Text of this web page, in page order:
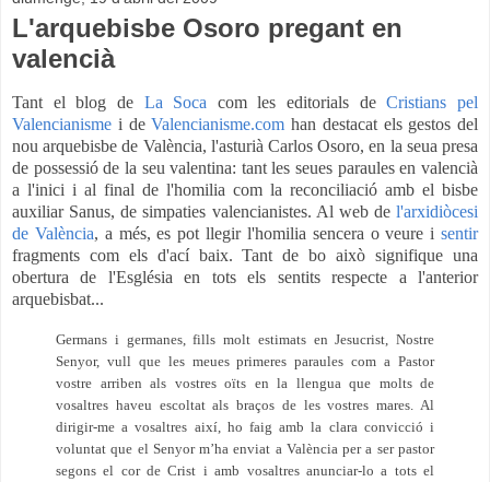
L'arquebisbe Osoro pregant en
valencià
Tant el blog de La Soca com les editorials deCristians pel
Valencianisme i deValencianisme.com han destacat els gestos del
nou arquebisbe de València, l'asturià Carlos Osoro, en la seua presa
de possessió de la seu valentina: tant les seues paraules en valencià
a l'inici i al final de l'homilia com la reconciliació amb el bisbe
auxiliar Sanus, de simpaties valencianistes. Al web de l'arxidiòcesi
de València, a més, es pot llegir l'homilia sencera o veure isentir
fragments com els d'ací baix. Tant de bo això signifique una
obertura de l'Església en tots els sentits respecte a l'anterior
arquebisbat...
Germans i germanes, fills molt estimats en Jesucrist, Nostre
Senyor, vull que les meues primeres paraules com a Pastor
vostre arriben als vostres oïts en la llengua que molts de
vosaltres haveu escoltat als braços de les vostres mares. Al
dirigir-me a vosaltres així, ho faig amb la clara convicció i
voluntat que el Senyor m’ha enviat a València per a ser pastor
segons el cor de Crist i amb vosaltres anunciar-lo a tots el